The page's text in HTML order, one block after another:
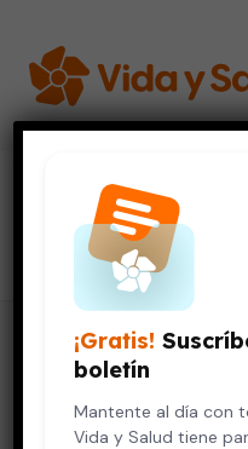
atracción sexual
8 artículos
¡Gratis!
boletín
Mantente al día con
Vida y Salud tiene